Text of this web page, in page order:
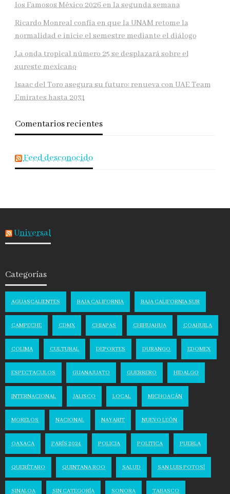
los Famosos México 2026 en la segunda semana
Ricardo Monreal confía en que la UNAM retome la
normalidad e inicie el semestre mediante el diálogo
La onda tropical número 25 se desplazará sobre el
sureste mexicano
Isaac del Toro asegura su futuro: renueva con UAE Team
Emirates hasta 2031
Comentarios recientes
Feed desconocido
Universal
Categorías
AGUASCALIENTES BAJA CALIFORNIA BAJA CALIFORNIA SUR
CAMPECHE CDMX CHIAPAS CHIHUAHUA COAHUILA
COLIMA CULTURAL DEPORTES DURANGO EDOMEX
ESPECTACULOS GUANAJUATO GUERRERO HIDALGO
INTERNACIONAL JALISCO LOCAL MICHOACÁN
MORELOS NACIONAL NAYARIT NUEVO LEÓN
OAXACA PARÍS 2024 POLICIA POLITICA PUEBLA
QUERÉTARO QUINTANA ROO SALUD SAN LUIS POTOSÍ
SINALOA SIN CATEGORÍA SONORA TABASCO